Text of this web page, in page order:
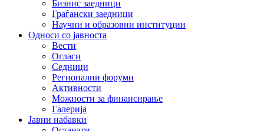
Бизнис заедници
Граѓански заедници
Научни и образовни институции
Односи со јавноста
Вести
Огласи
Седници
Регионални форуми
Активности
Можности за финансирање
Галерија
Јавни набавки